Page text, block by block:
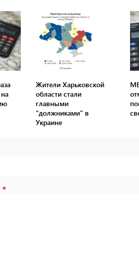
Жители Харьковской
области стали
главными
"должниками" в
Украине